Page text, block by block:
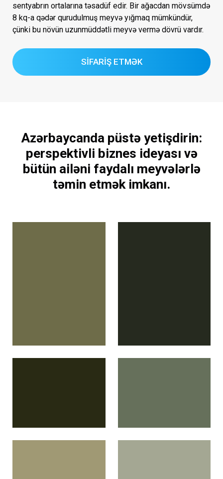
sentyabrın ortalarına təsadüf edir. Bir ağacdan mövsümdə
8 kq-a qədər qurudulmuş meyvə yığmaq mümkündür,
çünki bu növün uzunmüddətli meyvə vermə dövrü vardır.
SİFARİŞ ETMƏK
Azərbaycanda püstə yetişdirin:
perspektivli biznes ideyası və
bütün ailəni faydalı meyvələrlə
təmin etmək imkanı.